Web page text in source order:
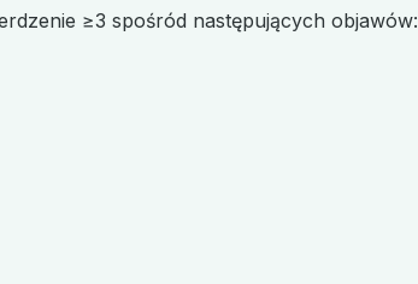
≥3 spośród następujących objawów: